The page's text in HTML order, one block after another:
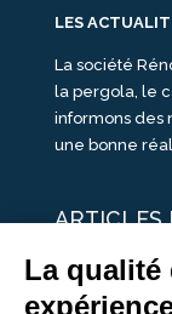
LES
La société
la pergola, le
informons des
une bonne
ARTICLES
25 idées de
Un été pour